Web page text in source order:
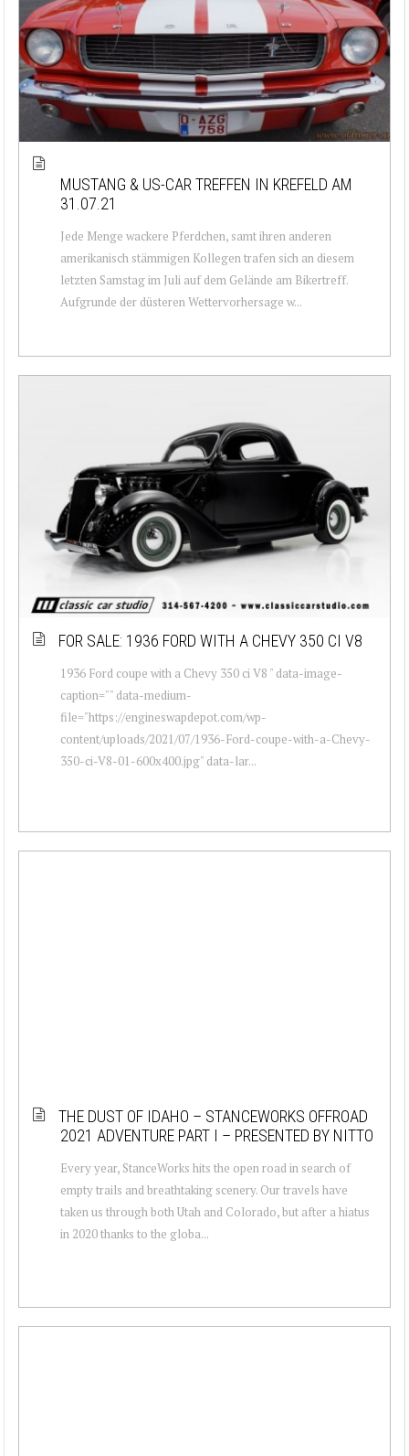
MUSTANG & US-CAR TREFFEN IN KREFELD AM
31.07.21
Jede Menge wackere Pferdchen, samt ihren anderen
amerikanisch stämmigen Kollegen trafen sich an diesem
letzten Samstag im Juli auf dem Gelände am Bikertreff.
Aufgrunde der düsteren Wettervorhersage w...
FOR SALE: 1936 FORD WITH A CHEVY 350 CI V8
1936 Ford coupe with a Chevy 350 ci V8 " data-image-
caption="" data-medium-
file="https://engineswapdepot.com/wp-
content/uploads/2021/07/1936-Ford-coupe-with-a-Chevy-
350-ci-V8-01-600x400.jpg" data-lar...
THE DUST OF IDAHO – STANCEWORKS OFFROAD
2021 ADVENTURE PART I – PRESENTED BY NITTO
Every year, StanceWorks hits the open road in search of
empty trails and breathtaking scenery. Our travels have
taken us through both Utah and Colorado, but after a hiatus
in 2020 thanks to the globa...